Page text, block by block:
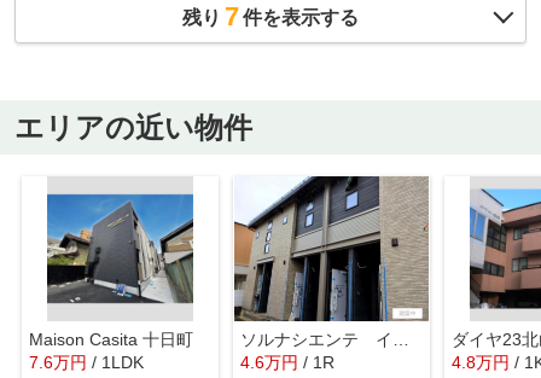
残り 7件を表示する
エリアの近い物件
Maison Casita 十日町
7.6万円 / 1LDK
ソルナシエンテ イースト
4.6万円 / 1R
ダイヤ23
4.8万円 /